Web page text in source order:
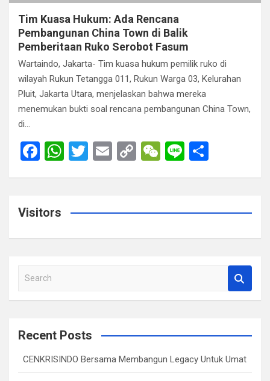
Tim Kuasa Hukum: Ada Rencana
Pembangunan China Town di Balik
Pemberitaan Ruko Serobot Fasum
Wartaindo, Jakarta- Tim kuasa hukum pemilik ruko di
wilayah Rukun Tetangga 011, Rukun Warga 03, Kelurahan
Pluit, Jakarta Utara, menjelaskan bahwa mereka
menemukan bukti soal rencana pembangunan China Town,
di…
F
b
W
s
T
er
E
C
Li
W
h
Li
e
Visitors
a
c
Recent Posts
CENKRISINDO Bersama Membangun Legacy Untuk Umat